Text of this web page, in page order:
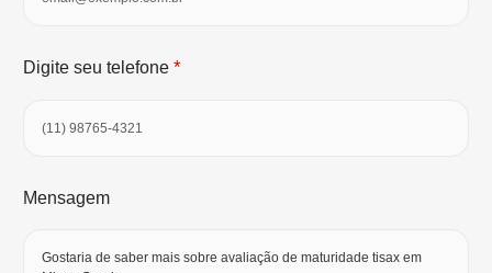
Digite seu telefone *
Mensagem